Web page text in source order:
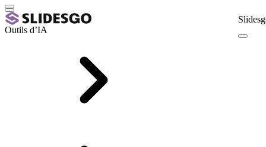
Outils d’IA